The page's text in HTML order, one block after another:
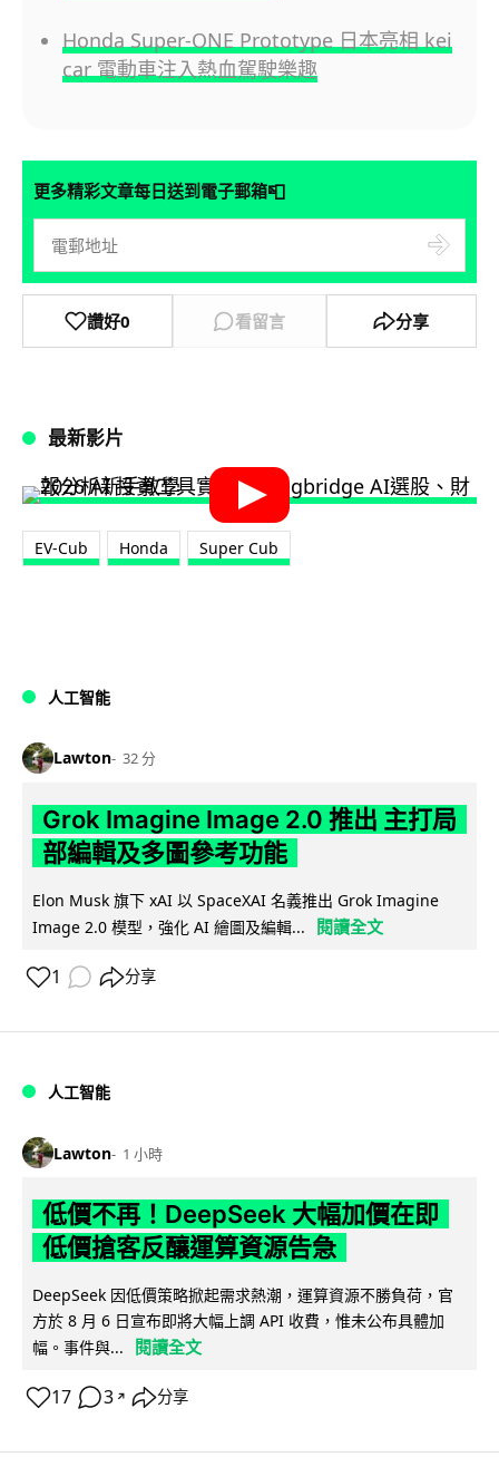
Honda Super-ONE Prototype 日本亮相 kei
car 電動車注入熱血駕駛樂趣
更多精彩文章每日送到電子郵箱📮
讚好0 看留言 分享
最新影片
EV-Cub Honda Super Cub
人工智能
Lawton 32 分
Grok Imagine Image 2.0 推出 主打局
部編輯及多圖參考功能
Elon Musk 旗下 xAI 以 SpaceXAI 名義推出 Grok Imagine
Image 2.0 模型，強化 AI 繪圖及編輯...
閱讀全文
1 分享
人工智能
Lawton 1 小時
低價不再！DeepSeek 大幅加價在即
低價搶客反釀運算資源告急
DeepSeek 因低價策略掀起需求熱潮，運算資源不勝負荷，官
方於 8 月 6 日宣布即將大幅上調 API 收費，惟未公布具體加
幅。事件與...
閱讀全文
17 3 ↗ 分享